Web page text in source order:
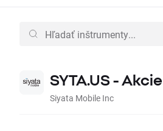
SYTA.US - Akcie
Siyata Mobile Inc